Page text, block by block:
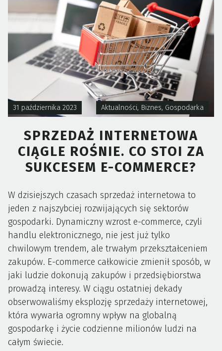
SPRZEDAŻ
W
31 października 2023 Aktualności, Biznes, Gospodarka
SPRZEDAŻ INTERNETOWA
CIĄGLE ROŚNIE. CO STOI ZA
SUKCESEM E-COMMERCE?
W dzisiejszych czasach sprzedaż internetowa to
jeden z najszybciej rozwijających się sektorów
gospodarki. Dynamiczny wzrost e-commerce, czyli
handlu elektronicznego, nie jest już tylko
chwilowym trendem, ale trwałym przekształceniem
zakupów. E-commerce całkowicie zmienił sposób, w
jaki ludzie dokonują zakupów i przedsiębiorstwa
prowadzą interesy. W ciągu ostatniej dekady
obserwowaliśmy eksplozję sprzedaży internetowej,
która wywarła ogromny wpływ na globalną
gospodarkę i życie codzienne milionów ludzi na
całym świecie.